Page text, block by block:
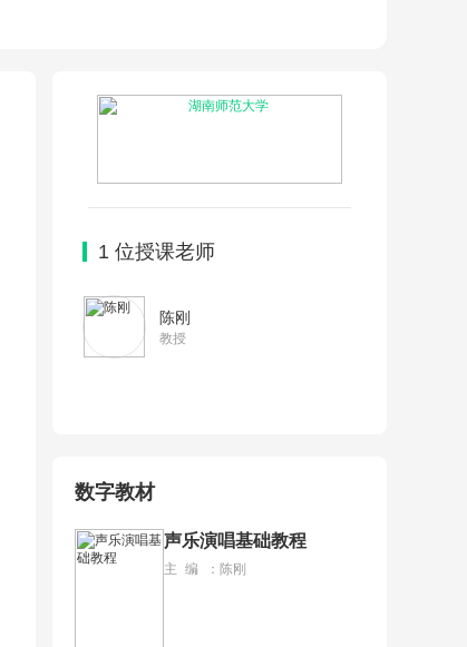
1 位授课老师
陈刚
教授
数字教材
声乐演唱基础教程
主编 ： 陈刚